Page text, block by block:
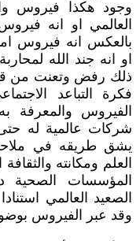
وجود هكذا فيروس
العالمي او انه
بالعكس انه فيروس
او انه جند الله
ذلك رفض وتعنت من
فكرة التباعد
الفيروس
شركات عالمية له
يشق طريقه في
العلم ومكانته
المؤسسات الصحية
الصعيد العالمي
وقد عبر الفيروس